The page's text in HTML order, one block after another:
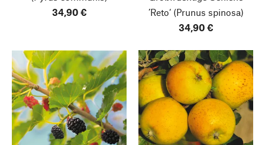
34,90 €
’Reto‘(Prunus spinosa)
34,90 €